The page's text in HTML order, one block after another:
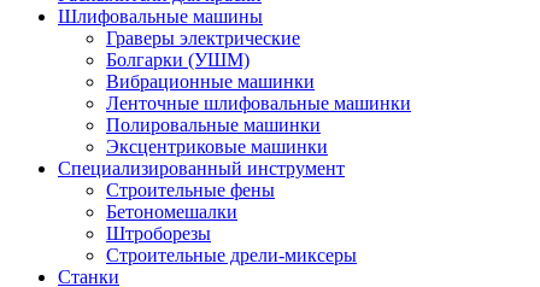
Шлифовальные машины
Граверы электрические
Болгарки (УШМ)
Вибрационные машинки
Ленточные шлифовальные машинки
Полировальные машинки
Эксцентриковые машинки
Специализированный инструмент
Строительные фены
Бетономешалки
Штроборезы
Строительные дрели-миксеры
Станки